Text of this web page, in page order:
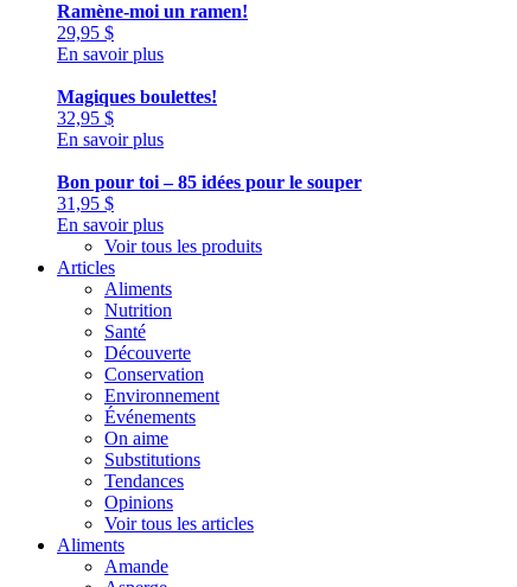
Ramène-moi un ramen!
29,95 $
En savoir plus
Magiques boulettes!
32,95 $
En savoir plus
Bon pour toi – 85 idées pour le souper
31,95 $
En savoir plus
Voir tous les produits
Articles
Aliments
Nutrition
Santé
Découverte
Conservation
Environnement
Événements
On aime
Substitutions
Tendances
Opinions
Voir tous les articles
Aliments
Amande